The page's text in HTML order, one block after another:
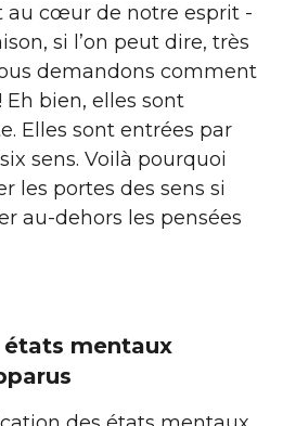
au cœur de notre esprit -
si l’on peut dire, très
demandons comment
Eh bien, elles sont
Elles sont entrées par
sens. Voilà pourquoi
les portes des sens si
au-dehors les pensées
états mentaux